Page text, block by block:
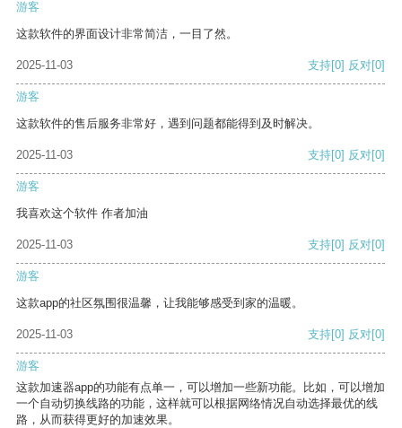
游客
这款软件的界面设计非常简洁，一目了然。
2025-11-03 支持[0] 反对[0]
游客
这款软件的售后服务非常好，遇到问题都能得到及时解决。
2025-11-03 支持[0] 反对[0]
游客
我喜欢这个软件 作者加油
2025-11-03 支持[0] 反对[0]
游客
这款app的社区氛围很温馨，让我能够感受到家的温暖。
2025-11-03 支持[0] 反对[0]
游客
这款加速器app的功能有点单一，可以增加一些新功能。比如，可以增加
一个自动切换线路的功能，这样就可以根据网络情况自动选择最优的线
路，从而获得更好的加速效果。